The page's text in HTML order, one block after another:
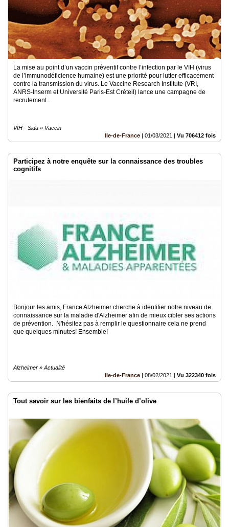
La mise au point d’un vaccin préventif contre l’infection par le VIH (virus
de l’immunodéficience humaine) est une priorité pour lutter efficacement
contre la transmission du virus. Le Vaccine Research Institute (VRI,
ANRS-Inserm et Université Paris-Est Créteil) lance une campagne de
recrutement..
VIH - Sida » Vaccin
Ile-de-France | 01/03/2021 | Vu 706412 fois
Participez à notre enquête sur la connaissance des troubles
cognitifs
Bonjour les amis, France Alzheimer cherche à identifier notre niveau de
connaissance sur la maladie d'Alzheimer afin de mieux cibler ses actions
de prévention. N'hésitez pas à remplir le questionnaire cela ne prend
que quelques minutes! Ensemble!
Alzheimer » Actualité
Ile-de-France | 08/02/2021 | Vu 322340 fois
Tout savoir sur les bienfaits de l’huile d’olive